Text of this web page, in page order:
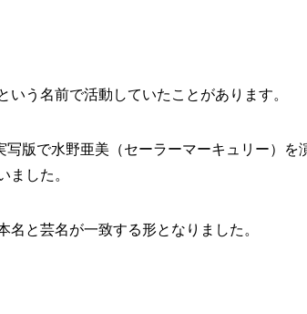
う名前で活動していたことがあります。
版で水野亜美（セーラーマーキュリー）を
した。
と芸名が一致する形となりました。